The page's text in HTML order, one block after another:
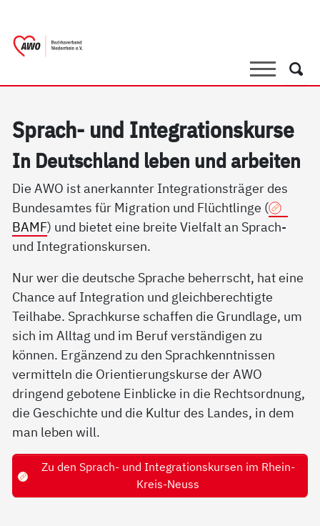
SucheSuche
Sprach- und In­te­g­ra­ti­ons­kur­se
In Deut­sch­land le­ben und ar­bei­ten
Die AWO ist anerkannter Integrationsträger des
Bundesamtes für Migration und Flüchtlinge (
BAMF) und bietet eine breite Vielfalt an Sprach-
und Integrationskursen.
Nur wer die deutsche Sprache beherrscht, hat eine
Chance auf Integration und gleichberechtigte
Teilhabe. Sprachkurse schaffen die Grundlage, um
sich im Alltag und im Beruf verständigen zu
können. Ergänzend zu den Sprachkenntnissen
vermitteln die Orientierungskurse der AWO
dringend gebotene Einblicke in die Rechtsordnung,
die Geschichte und die Kultur des Landes, in dem
man leben will.
Zu den Sprach- und Integrationskursen im Rhein-
Kreis-Neuss